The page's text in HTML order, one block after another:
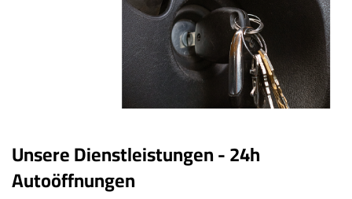
Unsere Dienstleistungen - 24h
Autoöffnungen